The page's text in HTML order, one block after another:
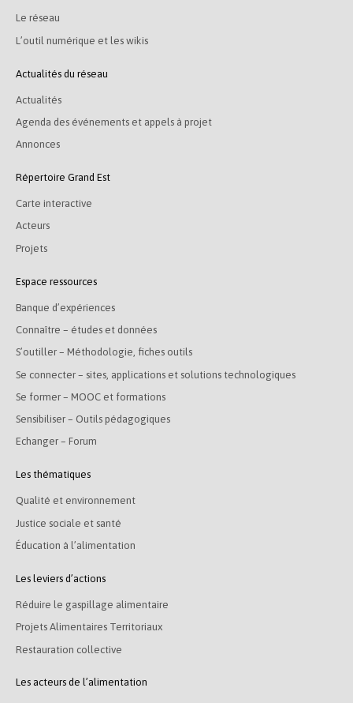
Le réseau
L’outil numérique et les wikis
Actualités du réseau
Actualités
Agenda des événements et appels à projet
Annonces
Répertoire Grand Est
Carte interactive
Acteurs
Projets
Espace ressources
Banque d’expériences
Connaître – études et données
S’outiller – Méthodologie, fiches outils
Se connecter – sites, applications et solutions technologiques
Se former – MOOC et formations
Sensibiliser – Outils pédagogiques
Echanger – Forum
Les thématiques
Qualité et environnement
Justice sociale et santé
Éducation à l’alimentation
Les leviers d’actions
Réduire le gaspillage alimentaire
Projets Alimentaires Territoriaux
Restauration collective
Les acteurs de l’alimentation